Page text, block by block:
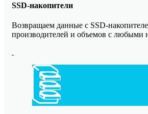
SSD-накопители
Возвращаем данные с SSD-
производителей и объемов с любыми